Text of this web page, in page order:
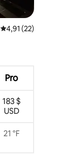
Prosječna ocjena:
4,91 (22)
Pro
183 $
USD
21 °F